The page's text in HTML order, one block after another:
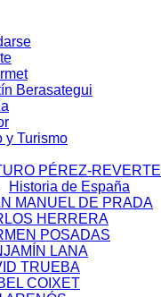
Berasategui
y Turismo
PÉREZ-REVERTE
Historia de España
MANUEL DE PRADA
HERRERA
POSADAS
LANA
TRUEBA
COIXET